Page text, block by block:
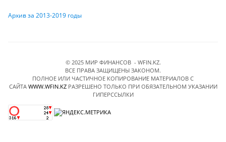
Архив за 2013-2019 годы
© 2025 МИР ФИНАНСОВ - WFIN.KZ.
ВСЕ ПРАВА ЗАЩИЩЕНЫ ЗАКОНОМ.
ПОЛНОЕ ИЛИ ЧАСТИЧНОЕ КОПИРОВАНИЕ МАТЕРИАЛОВ C
САЙТА WWW.WFIN.KZРАЗРЕШЕНО ТОЛЬКО ПРИ ОБЯЗАТЕЛЬНОМ УКАЗАНИИ
ГИПЕРССЫЛКИ